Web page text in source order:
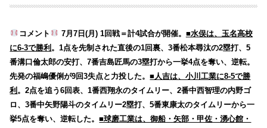
コメント 7月7日(月) 1回戦＝計4試合が開催。 ■水俣は、玉名高校
に6-3で勝利 。1点を先制された直後の1回裏、3番松本尋汰の2塁打、5
番溝口倫太郎の安打、7番吉島匠馬の3塁打から一挙4点を奪い、逆転。
先発の福嶋優俐が9回3失点と力投した。■人吉は、小川工業に8-5で勝
利 。2点を追う6回表、1番西翔永のタイムリー、2番中西智理の内野ゴ
ロ、3番中矢野陽斗のタイムリー2塁打、5番東康太のタイムリーから一
挙5点を奪い、逆転した。■球磨工業は、御船・矢部・甲佐・湧心館・